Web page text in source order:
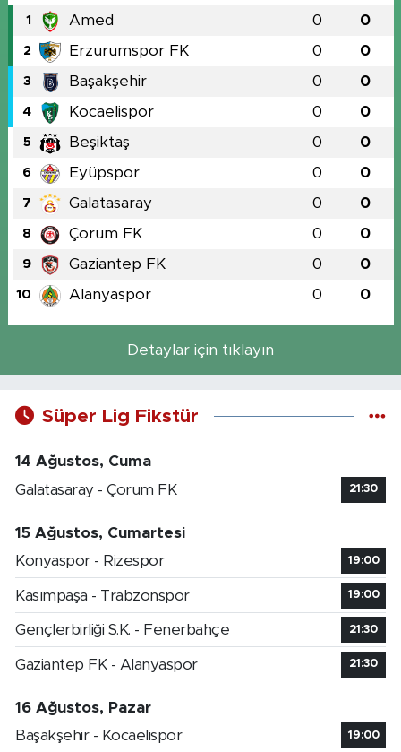
1 Amed 0 0
2 Erzurumspor FK 0 0
3 Başakşehir 0 0
4 Kocaelispor 0 0
5 Beşiktaş 0 0
6 Eyüpspor 0 0
7 Galatasaray 0 0
8 Çorum FK 0 0
9 Gaziantep FK 0 0
10 Alanyaspor 0 0
Detaylar için tıklayın
Süper Lig Fikstür
14 Ağustos, Cuma
Galatasaray - Çorum FK
21:30
15 Ağustos, Cumartesi
Konyaspor - Rizespor
19:00
Kasımpaşa - Trabzonspor 19:00
Gençlerbirliği S.K. - Fenerbahçe 21:30
Gaziantep FK - Alanyaspor 21:30
16 Ağustos, Pazar
Başakşehir - Kocaelispor
19:00